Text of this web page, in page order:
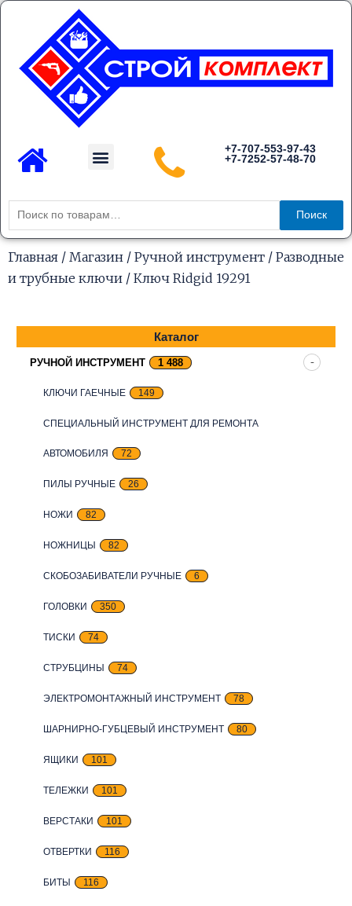
Перейти
содержимому
Menu
+7-707-553-97-43
+7-7252-57-48-70
Искать:
Поиск
Главная / Магазин / Ручной инструмент / Разводные
и трубные ключи / Ключ Ridgid 19291
Каталог
РУЧНОЙ ИНСТРУМЕНТ 1 488
КЛЮЧИ ГАЕЧНЫЕ 149
СПЕЦИАЛЬНЫЙ ИНСТРУМЕНТ ДЛЯ РЕМОНТА
АВТОМОБИЛЯ 72
ПИЛЫ РУЧНЫЕ 26
НОЖИ 82
НОЖНИЦЫ 82
СКОБОЗАБИВАТЕЛИ РУЧНЫЕ 6
ГОЛОВКИ 350
ТИСКИ 74
СТРУБЦИНЫ 74
ЭЛЕКТРОМОНТАЖНЫЙ ИНСТРУМЕНТ 78
ШАРНИРНО-ГУБЦЕВЫЙ ИНСТРУМЕНТ 80
ЯЩИКИ 101
ТЕЛЕЖКИ 101
ВЕРСТАКИ 101
ОТВЕРТКИ 116
БИТЫ 116